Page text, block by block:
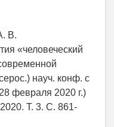
В.
«человеческий
науч. конф. с
февраля 2020 г.)
Т. 3. С. 861-